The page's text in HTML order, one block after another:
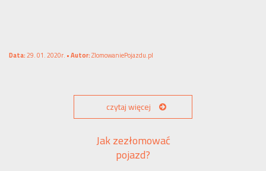
Data:29. 01. 2020r. •Autor:ZlomowaniePojazdu.pl
czytaj więcej
Jak zezłomować
pojazd?